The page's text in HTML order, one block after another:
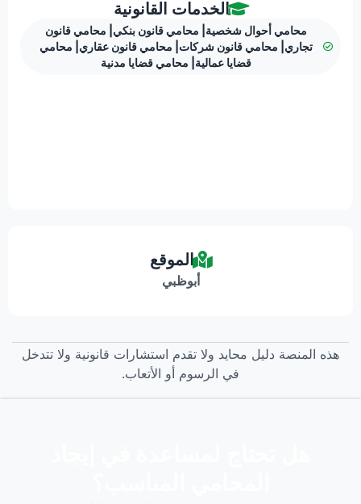
الخدمات القانونية
محامي أحوال شخصية محامي قانون بنكي محامي قانون
تجاري محامي قانون شركات محامي قانون عقاري محامي
قضايا عمالية محامي قضايا مدنية
الموقع
أبوظبي
هذه المنصة دليل محايد ولا تقدم استشارات قانونية ولا تتدخل
في الرسوم أو الأتعاب.